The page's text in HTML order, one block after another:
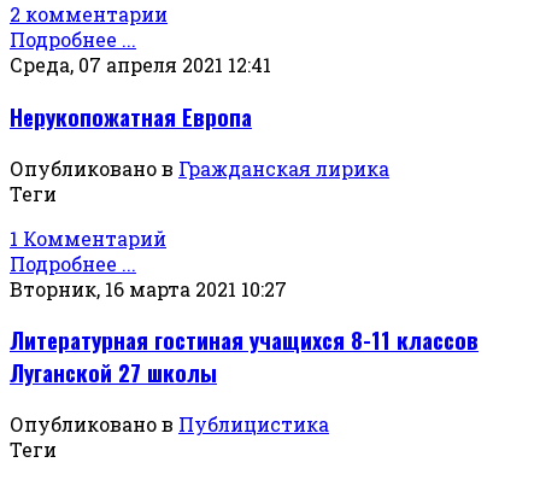
2 комментарии
Подробнее ...
Среда, 07 апреля 2021 12:41
Нерукопожатная Европа
Опубликовано в Гражданская лирика
Теги
1 Комментарий
Подробнее ...
Вторник, 16 марта 2021 10:27
Литературная гостиная учащихся 8-11 классов
Луганской 27 школы
Опубликовано в Публицистика
Теги